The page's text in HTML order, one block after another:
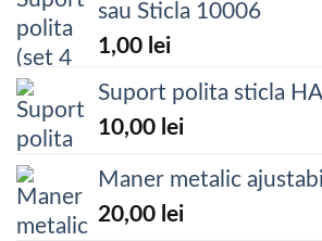
sau Sticla 10006
1,00 lei
Suport polita sticla
10,00 lei
Maner metalic
20,00 lei